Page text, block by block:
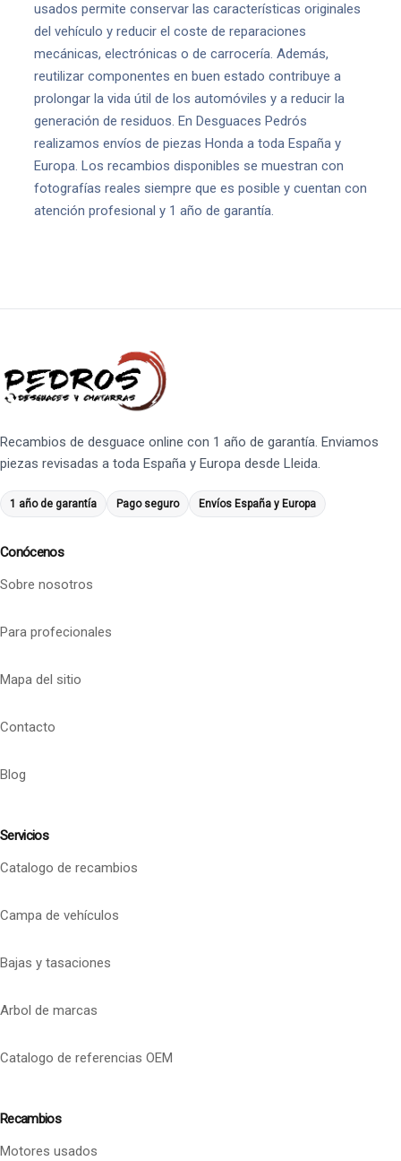
usados permite conservar las características originales
del vehículo y reducir el coste de reparaciones
mecánicas, electrónicas o de carrocería. Además,
reutilizar componentes en buen estado contribuye a
prolongar la vida útil de los automóviles y a reducir la
generación de residuos. En Desguaces Pedrós
realizamos envíos de piezas Honda a toda España y
Europa. Los recambios disponibles se muestran con
fotografías reales siempre que es posible y cuentan con
atención profesional y 1 año de garantía.
Recambios de desguace online con 1 año de garantía. Enviamos
piezas revisadas a toda España y Europa desde Lleida.
1 año de garantía Pago seguro Envíos España y Europa
Conócenos
Sobre nosotros
Para profecionales
Mapa del sitio
Contacto
Blog
Servicios
Catalogo de recambios
Campa de vehículos
Bajas y tasaciones
Arbol de marcas
Catalogo de referencias OEM
Recambios
Motores usados